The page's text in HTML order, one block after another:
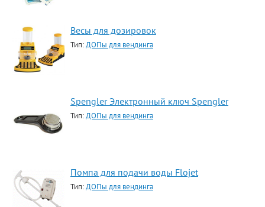
Весы для дозировок
Тип:ДОПы для вендинга
Spengler Электронный ключ Spengler
Тип:ДОПы для вендинга
Помпа для подачи воды Flojet
Тип:ДОПы для вендинга